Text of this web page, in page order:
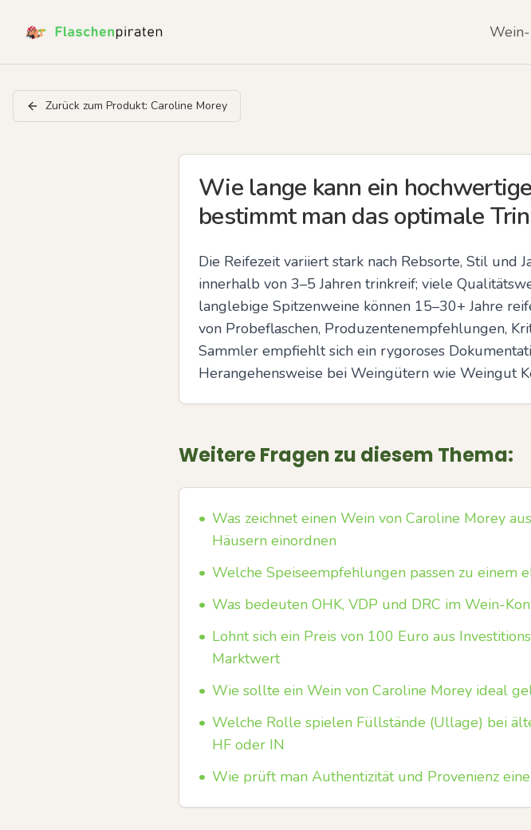
Zurück zum Produkt: Caroline Morey
Wie lange kann ein
bestimmt man das optimale
Die Reifezeit variiert stark nach Rebsorte, Stil und
innerhalb von 3–5 Jahren trinkreif; viele
langlebige Spitzenweine können 15–30+ Jahre
von Probeflaschen, Produzentenempfehlungen,
Sammler empfiehlt sich ein rygoroses
Herangehensweise bei Weingütern wie Weingut
Weitere Fragen zu diesem Thema:
• Was zeichnet einen Wein von Caroline Morey
Häusern einordnen
• Welche Speiseempfehlungen passen zu einem
• Was bedeuten OHK, VDP und DRC im Wein-
• Lohnt sich ein Preis von 100 Euro aus
Marktwert
• Wie sollte ein Wein von Caroline Morey ideal
• Welche Rolle spielen Füllstände (Ullage) bei
HF oder IN
• Wie prüft man Authentizität und Provenienz